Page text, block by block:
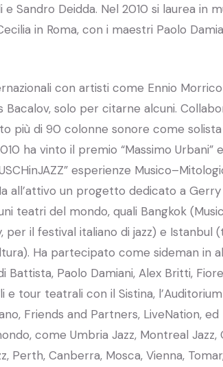
Sandro Deidda. Nel 2010 si laurea in
in Roma, con i maestri Paolo
con artisti come Ennio
Bacalov, solo per citarne alcuni.
più di 90 colonne sonore come
ha vinto il premio “Massimo Urbani”
esperienze
all’attivo un progetto dedicato a Gerry
teatri del mondo, quali Bangkok
per il festival italiano di jazz) e Istanbul
Ha partecipato come sideman in
Battista, Paolo Damiani, Alex Britti,
e tour teatrali con il Sistina,
Friends and Partners, LiveNation,
come Umbria Jazz, Montreal Jazz,
Perth, Canberra, Mosca, Vienna,